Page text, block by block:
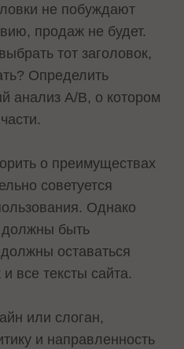
не побуждают
продаж не будет.
тот заголовок,
Определить
анализ A/B, о котором
о преимуществах
советуется
Однако
должны быть
оставаться
все тексты сайта.
или слоган,
и направленность